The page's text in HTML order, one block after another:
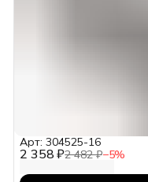
2 358 ₽2 482 ₽−5%
Арт: 304525-16